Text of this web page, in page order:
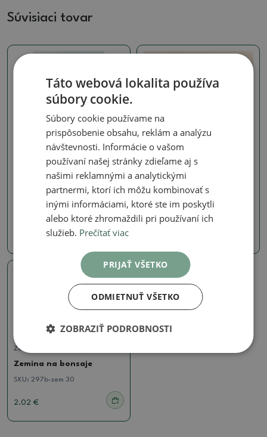
Súvisiaci tovar
Zeminy na kokedamy
Keto 12 l
keto12l
Izbové bonsaje
Sphagnum – rašelinník 150
Zeminy na kokedamy
Zemina na bonsaje
SKU: 297b-zem 30
2.02 €
Táto webová lokalita používa
súbory cookie.
Súbory cookie používame na
prispôsobenie obsahu, reklám a analýzu
návštevnosti. Informácie o vašom
používaní našej stránky zdieľame aj s
našimi reklamnými a analytickými
partnermi, ktorí ich môžu kombinovať s
inými informáciami, ktoré ste im poskytli
alebo ktoré zhromaždili pri používaní ich
služieb. Prečítať viac
PRIJAŤ VŠETKO
ODMIETNUŤ VŠETKO
ZOBRAZIŤ PODROBNOSTI